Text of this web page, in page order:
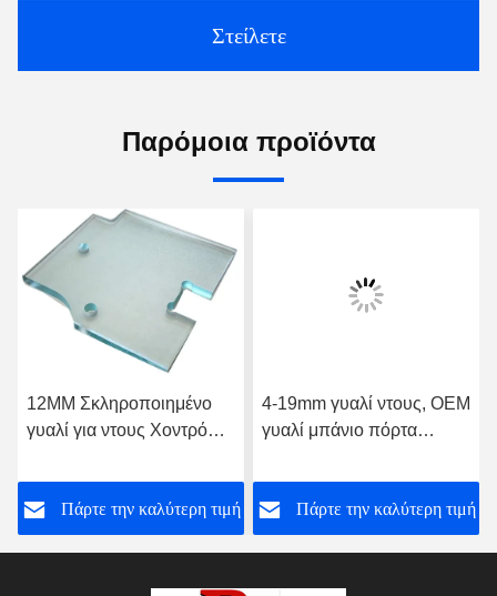
Στείλετε
Παρόμοια προϊόντα
12MM Σκληροποιημένο
γυαλί για ντους Χοντρό
Πάρτε την καλύτερη τιμή
4-19mm γυαλί ντους, OEM
γυαλί μπάνιο πόρτα
Πάρτε την καλύτερη τιμή